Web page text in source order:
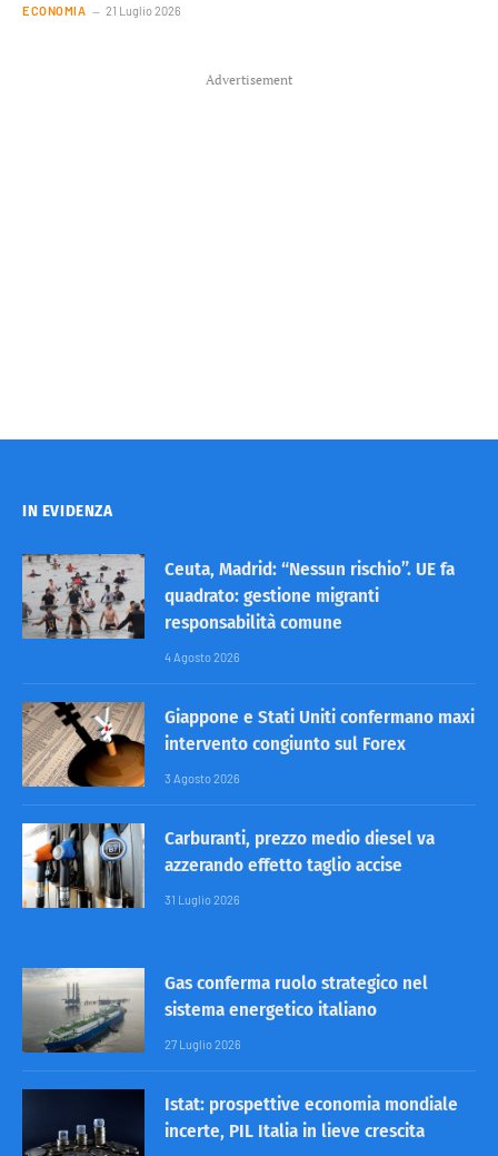
ECONOMIA 21 Luglio 2026
Advertisement
IN EVIDENZA
Ceuta, Madrid: “Nessun rischio”. UE fa
quadrato: gestione migranti
responsabilità comune
4 Agosto 2026
Giappone e Stati Uniti confermano maxi
intervento congiunto sul Forex
3 Agosto 2026
Carburanti, prezzo medio diesel va
azzerando effetto taglio accise
31 Luglio 2026
Gas conferma ruolo strategico nel
sistema energetico italiano
27 Luglio 2026
Istat: prospettive economia mondiale
incerte, PIL Italia in lieve crescita